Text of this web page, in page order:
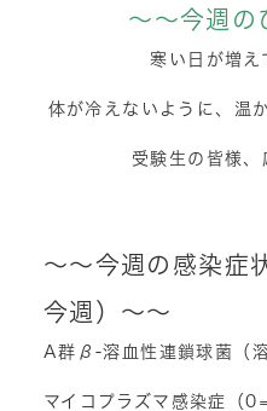
～～今週の
寒い日が増え
体が冷えないように、温
受験生の皆様、
～～今週の感染症
今週）～～
A群β-溶血性連鎖球菌（
マイコプラズマ感染症（